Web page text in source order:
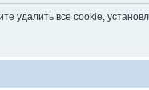
удалить все cookie,